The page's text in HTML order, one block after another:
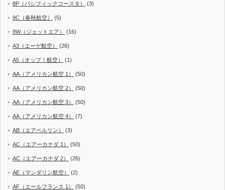
8P（パシフィックコースタ） (3)
9C（春秋航空） (5)
9W（ジェットエア） (16)
A3（エーゲ航空） (26)
A5（オップ！航空） (1)
AA（アメリカン航空 1） (50)
AA（アメリカン航空 2） (50)
AA（アメリカン航空 3） (50)
AA（アメリカン航空 4） (7)
AB（エアベルリン） (3)
AC（エアーカナダ 1） (50)
AC（エアーカナダ 2） (26)
AE（マンダリン航空） (2)
AF（エールフランス 1） (50)